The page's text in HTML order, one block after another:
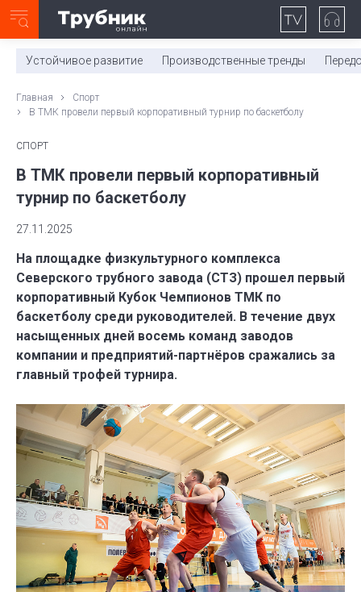
0:00/ 11:03
Устойчивое развитие Производственные тренды
Главная
Спорт
В ТМК провели первый корпоративный турнир по баскетболу
СПОРТ
В ТМК провели первый корпоративный
турнир по баскетболу
27.11.2025
На площадке физкультурного комплекса
Северского трубного завода (СТЗ) прошел первый
корпоративный Кубок Чемпионов ТМК по
баскетболу среди руководителей. В течение двух
насыщенных дней восемь команд заводов
компании и предприятий-партнёров сражались за
главный трофей турнира.